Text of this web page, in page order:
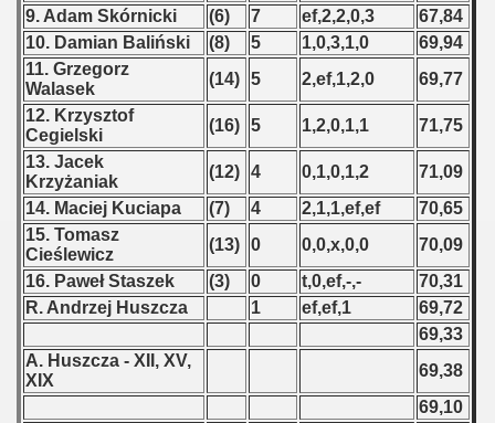
9. Adam Skórnicki
(6) 7 ef,2,2,0,3
67,84
10. Damian Baliński
(8) 5 1,0,3,1,0
69,94
11. Grzegorz
Walasek
(14) 5 2,ef,1,2,0
69,77
12. Krzysztof
Cegielski
(16) 5 1,2,0,1,1
71,75
13. Jacek
Krzyżaniak
(12) 4 0,1,0,1,2
71,09
14. Maciej Kuciapa
(7) 4 2,1,1,ef,ef
70,65
15. Tomasz
Cieślewicz
(13) 0 0,0,x,0,0
70,09
16. Paweł Staszek
(3) 0 t,0,ef,-,-
70,31
R. Andrzej Huszcza
1 ef,ef,1
69,72
69,33
A. Huszcza - XII, XV,
XIX
69,38
69,10
- 1962
- 1963
- 1964
- 1965
- 1966
- 1967
- 1968
- 1969
- 1970